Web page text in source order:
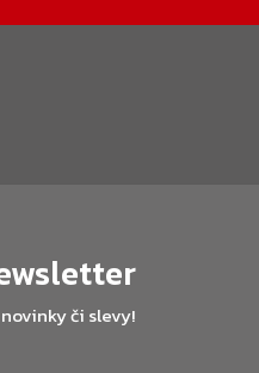
či slevy!